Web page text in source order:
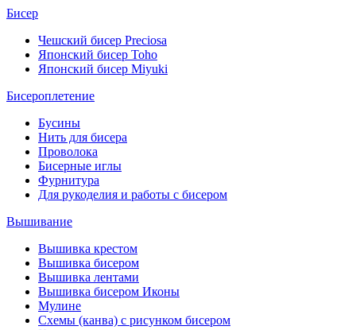
Бисер
Чешский бисер Preciosa
Японский бисер Toho
Японский бисер Miyuki
Бисероплетение
Бусины
Нить для бисера
Проволока
Бисерные иглы
Фурнитура
Для рукоделия и работы с бисером
Вышивание
Вышивка крестом
Вышивка бисером
Вышивка лентами
Вышивка бисером Иконы
Мулине
Схемы (канва) с рисунком бисером